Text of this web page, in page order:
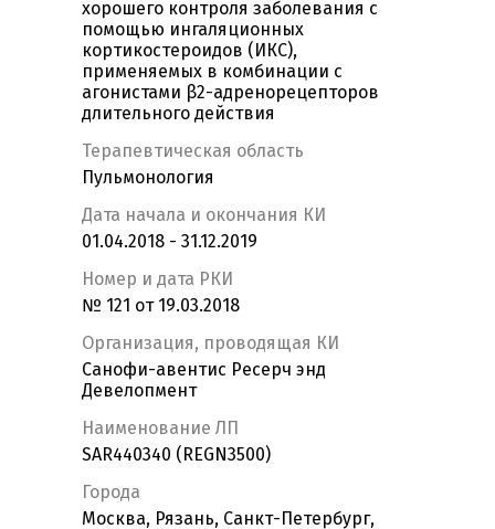
хорошего контроля заболевания с
помощью ингаляционных
кортикостероидов (ИКС),
применяемых в комбинации с
агонистами β2-адренорецепторов
длительного действия
Терапевтическая область
Пульмонология
Дата начала и окончания КИ
01.04.2018 - 31.12.2019
Номер и дата РКИ
№ 121 от 19.03.2018
Организация, проводящая КИ
Санофи-авентис Ресерч энд
Девелопмент
Наименование ЛП
SAR440340 (REGN3500)
Города
Москва, Рязань, Санкт-Петербург,